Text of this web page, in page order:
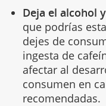
Deja el alcohol
que podrías
dejes de
ingesta de
afectar al
consumen en
recomendadas.